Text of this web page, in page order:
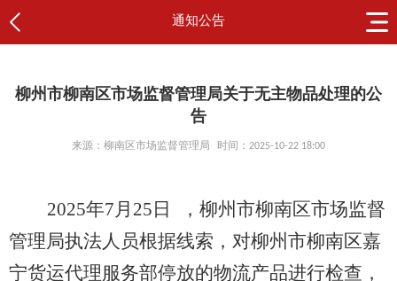
通知公告
柳州市柳南区市场监督管理局关于无主物品处理的公
告
来源：柳南区市场监督管理局 时间：2025-10-22 18:00
2025年7月25日
，柳州市柳南区市场监督
管理局执法人员根据线索，对柳州市柳南区嘉
宁货运代理服务部停放的物流产品进行检查 ，